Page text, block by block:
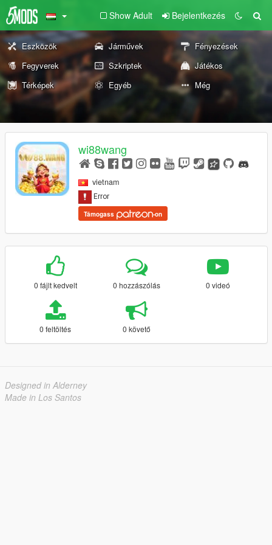
Show Adult Bejelentkezés
Eszközök Járművek
Fényezések
Fegyverek
Szkriptek
Játékos
Térképek
Egyéb Még
wi88wang
vietnam
Támogass -on
0 fájlt kedvelt 0 hozzászólás 0 videó
0 feltöltés 0 követő
Designed in Alderney
Made in Los Santos